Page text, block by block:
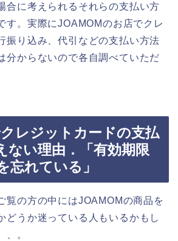
合に考えられるそれらの支払い方
す。実際にJOAMOMのお店でクレ
振り込み、代引などの支払い方法
分からないので各自調べていただ
レジットカードの支払
ない理由．「有効期限
忘れている」
覧の方の中にはJOAMOMの商品を
どうか迷っている人もいるかもし
、。